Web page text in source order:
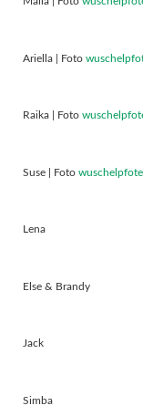
Ariella | Foto
Raika | Foto
Suse | Foto
Lena
Else & Brandy
Jack
Simba